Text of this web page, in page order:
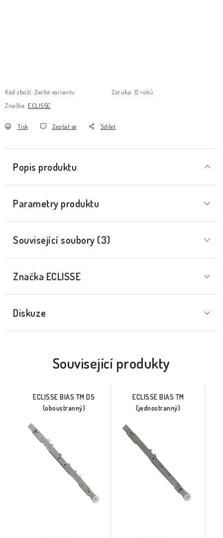
Kód zboží: Zvolte variantu Záruka: 12 roků
Značka: ECLISSE
Tisk Zeptat se Sdílet
Popis produktu
Parametry produktu
Související soubory (3)
Značka ECLISSE
Diskuze
Související produkty
ECLISSE BIAS TM DS
(oboustranný)
ECLISSE BIAS TM
(jednostranný)